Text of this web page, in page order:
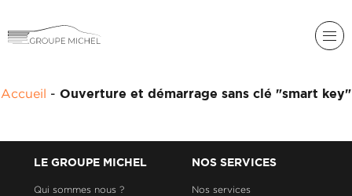
DACIA
LIGIER
GROUPE
ACADÉMIE
Accueil - Ouverture et démarrage sans clé "smart key"
LE GROUPE MICHEL
Qui sommes nous ?
NOS SERVICES
Nos services